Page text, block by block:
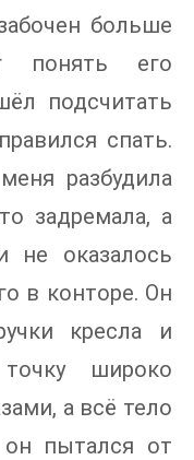
больше
понять его
подсчитать
спать.
разбудила
задремала, а
не оказалось
в конторе. Он
кресла и
широко
а всё тело
он пытался от